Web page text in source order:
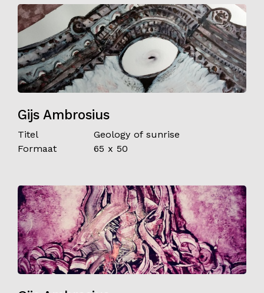
Gijs Ambrosius
Titel
Geology of sunrise
Formaat
65 x 50